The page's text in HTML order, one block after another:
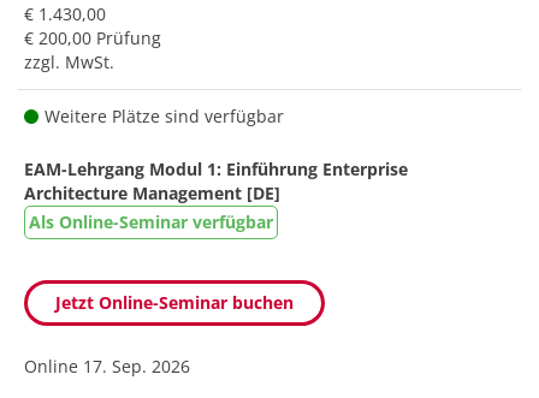
€ 1.430,00
€ 200,00 Prüfung
zzgl. MwSt.
Weitere Plätze sind verfügbar
EAM-Lehrgang Modul 1: Einführung Enterprise
Architecture Management [DE]
Als Online-Seminar verfügbar
Jetzt Online-Seminar buchen
Online 17. Sep. 2026